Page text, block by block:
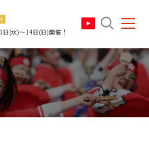
(水)～14日(日)開催！
search